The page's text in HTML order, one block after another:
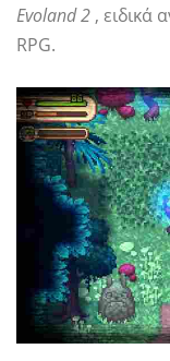
Evoland 2 , ειδικά
RPG.